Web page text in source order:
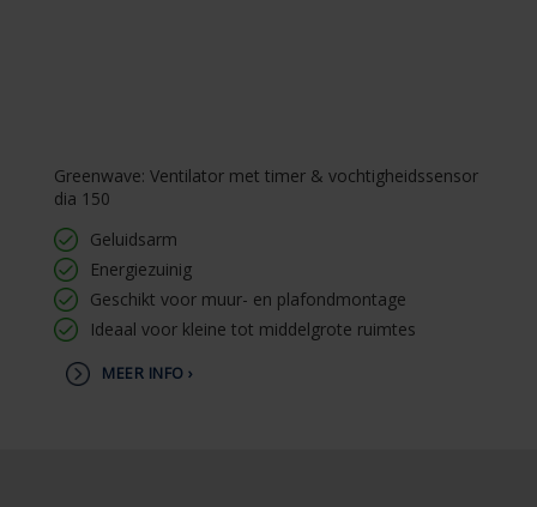
Greenwave: Ventilator met timer & vochtigheidssensor
dia 150
Geluidsarm
Energiezuinig
Geschikt voor muur- en plafondmontage
Ideaal voor kleine tot middelgrote ruimtes
MEER INFO ›